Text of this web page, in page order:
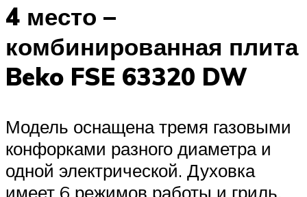
4 место –
комбинированная плита
Beko FSE 63320 DW
Модель оснащена тремя газовыми
конфорками разного диаметра и
одной электрической. Духовка
имеет 6 режимов работы и гриль.